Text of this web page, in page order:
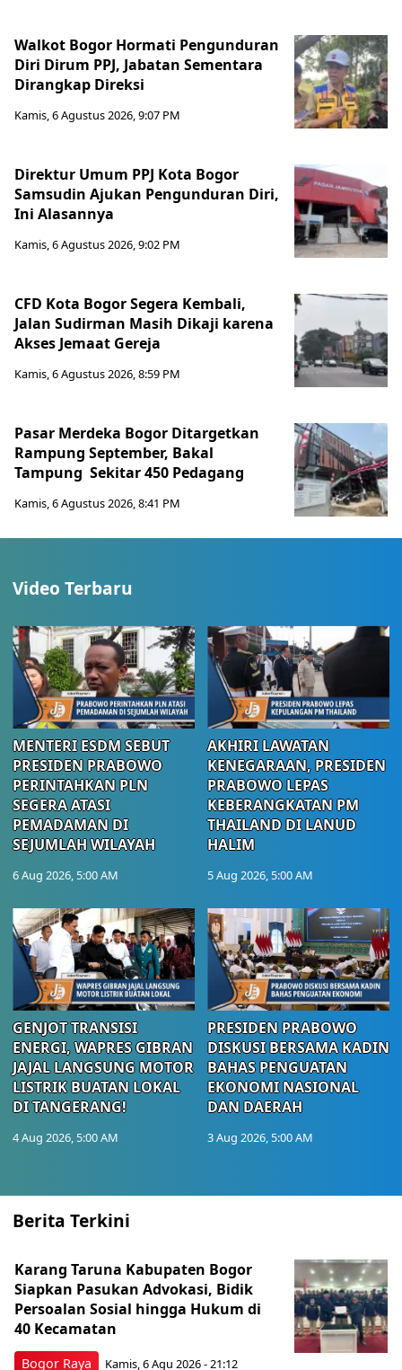
Walkot Bogor Hormati Pengunduran
Diri Dirum PPJ, Jabatan Sementara
Dirangkap Direksi
Kamis, 6 Agustus 2026, 9:07 PM
Direktur Umum PPJ Kota Bogor
Samsudin Ajukan Pengunduran Diri,
Ini Alasannya
Kamis, 6 Agustus 2026, 9:02 PM
CFD Kota Bogor Segera Kembali,
Jalan Sudirman Masih Dikaji karena
Akses Jemaat Gereja
Kamis, 6 Agustus 2026, 8:59 PM
Pasar Merdeka Bogor Ditargetkan
Rampung September, Bakal
Tampung Sekitar 450 Pedagang
Kamis, 6 Agustus 2026, 8:41 PM
Video Terbaru
MENTERI ESDM SEBUT
PRESIDEN PRABOWO
PERINTAHKAN PLN
SEGERA ATASI
PEMADAMAN DI
SEJUMLAH WILAYAH
6 Aug 2026, 5:00 AM
AKHIRI LAWATAN
KENEGARAAN, PRESIDEN
PRABOWO LEPAS
KEBERANGKATAN PM
THAILAND DI LANUD
HALIM
5 Aug 2026, 5:00 AM
GENJOT TRANSISI
ENERGI, WAPRES GIBRAN
JAJAL LANGSUNG MOTOR
LISTRIK BUATAN LOKAL
DI TANGERANG!
4 Aug 2026, 5:00 AM
PRESIDEN PRABOWO
DISKUSI BERSAMA KADIN
BAHAS PENGUATAN
EKONOMI NASIONAL
DAN DAERAH
3 Aug 2026, 5:00 AM
Berita Terkini
Bogor Raya
Karang Taruna Kabupaten Bogor
Siapkan Pasukan Advokasi, Bidik
Persoalan Sosial hingga Hukum di
40 Kecamatan
Kamis, 6 Agu 2026 - 21:12